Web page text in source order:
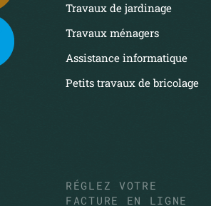
Travaux de jardinage
Travaux ménagers
Assistance informatique
Petits travaux de bricolage
RÉGLEZ VOTRE
FACTURE EN LIGNE